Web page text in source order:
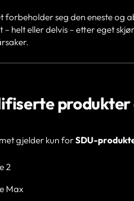
forbeholder seg den eneste og
– helt eller delvis – etter eget
gjelder kun forSDU-
2
Max